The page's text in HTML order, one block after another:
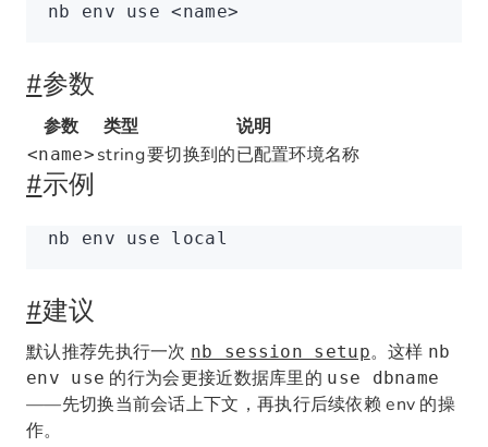
nb env use <name>
#参数
参数 类型 说明
<name> string要切换到的已配置环境名称
#示例
nb env use local
#建议
默认推荐先执行一次 nb session setup。这样 nb
env use 的行为会更接近数据库里的 use dbname
——先切换当前会话上下文，再执行后续依赖 env 的操
作。